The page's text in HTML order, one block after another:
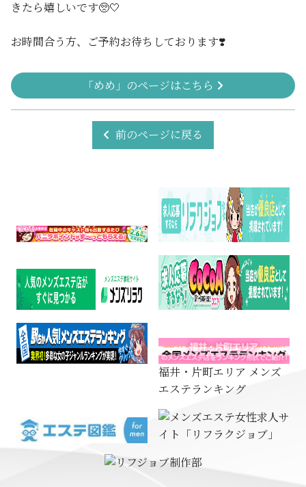
きたら嬉しいです🥺🤍
お時間合う方、ご予約お待ちしております❣️
「めめ」のページはこちら
前のページに戻る
福井・片町エリア メンズ
エステランキング